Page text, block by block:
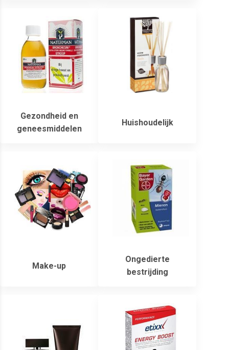
Gezondheid en
geneesmiddelen
Huishoudelijk
Make-up
Ongedierte
bestrijding